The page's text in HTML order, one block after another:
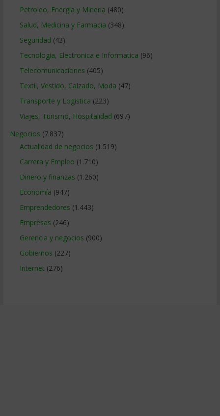
Petroleo, Energia y Mineria (480)
Salud, Medicina y Farmacia (348)
Seguridad (43)
Tecnologia, Electronica e Informatica (96)
Telecomunicaciones (405)
Textil, Vestido, Calzado, Moda (47)
Transporte y Logistica (223)
Viajes, Turismo, Hospitalidad (697)
Negocios (7.837)
Actualidad de negocios (1.519)
Carrera y Empleo (1.710)
Dinero y finanzas (1.260)
Economía (947)
Emprendedores (1.443)
Empresas (246)
Gerencia y negocios (900)
Gobiernos (227)
Internet (276)